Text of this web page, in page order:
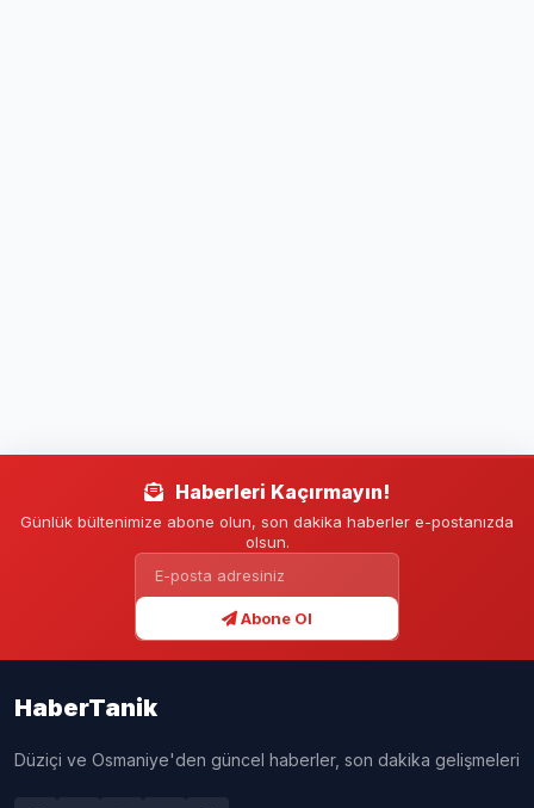
Haberleri Kaçırmayın!
Günlük bültenimize abone olun, son dakika haberler e-postanızda
olsun.
Abone Ol
HaberTanik
Düziçi ve Osmaniye'den güncel haberler, son dakika gelişmeleri